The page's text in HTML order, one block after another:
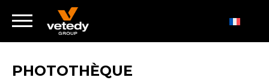
PHOTOTHÈQUE